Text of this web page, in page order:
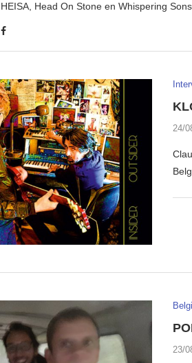
HEISA, Head On Stone en Whispering
24/
23/